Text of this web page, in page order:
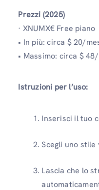
Prezzi (2025)
· XNUMX€ Free piano
• In più: circa $ 20/
• Massimo: circa $
Istruzioni per l’uso:
Inserisci il tuo
Scegli uno stile
Lascia che lo